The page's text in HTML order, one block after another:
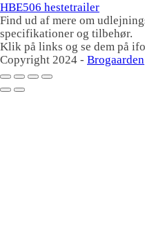
HBE506 hestetrailer
Find ud af mere om
specifikationer og tilbehør.
Klik på links og se dem på
Copyright 2024 - Brogaarden